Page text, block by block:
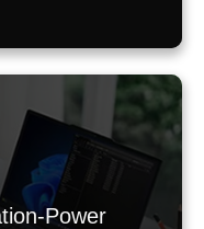
Power